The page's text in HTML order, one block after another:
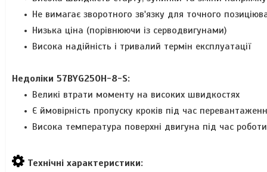
Не вимагає зворотного зв'язку для точного
Низька ціна (порівнюючи із серводвигунами)
Висока надійність і тривалий термін експлуатації
Недоліки 57BYG250H-8-S:
Великі втрати моменту на високих швидкостях
Є ймовірність пропуску кроків під час
Висока температура поверхні двигуна під час роботи
Технічні характеристики: